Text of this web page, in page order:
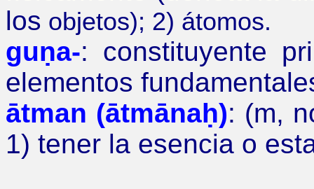
los objetos); 2) átomos.
guṇa-: constituyente
elementos
ātman (ātmānaḥ): (m,
1) tener la esencia o